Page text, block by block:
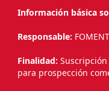
Información básica
Responsable:
Finalidad:
para prospección